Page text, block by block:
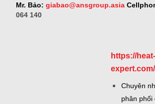
Mr. Bảo: giabao@ansgroup.asia
064 140
https://
expert.com/
Chuyên
phân phối